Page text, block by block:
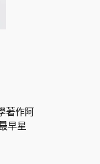
著作阿
早星